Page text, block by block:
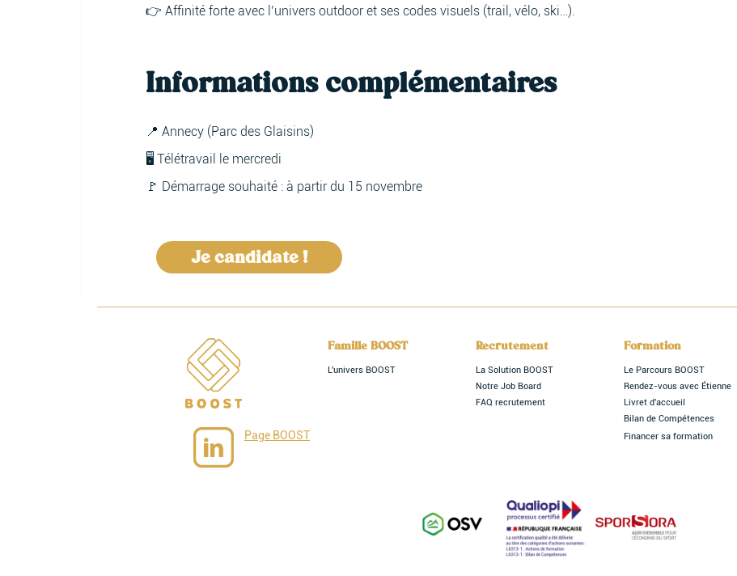
👉 Affinité forte avec l’univers outdoor et ses codes visuels (trail, vélo, ski…).
Informations complémentaires
📍 Annecy (Parc des Glaisins)
🖥️ Télétravail le mercredi
🚩 Démarrage souhaité : à partir du 15 novembre
Je candidate !
Page BOOST
Famille BOOST
L'univers BOOST
Recrutement
La Solution BOOST
Notre Job Board
FAQ recrutement
Formation
Le Parcours BOOST
Rendez-vous avec Étienne
Livret d'accueil
Bilan de Compétences
Financer sa formation